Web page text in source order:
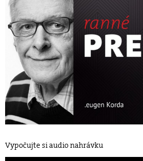
Vypočujte si audio nahrávku